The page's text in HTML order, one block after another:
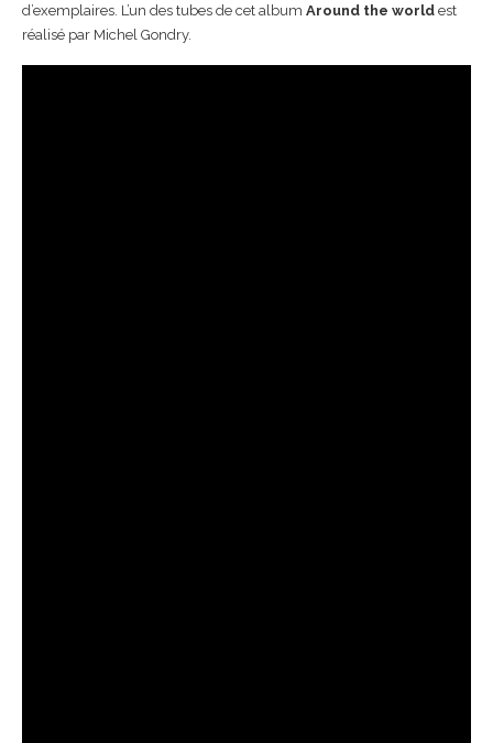
d’exemplaires. L’un des tubes de cet album Around the world est
réalisé par Michel Gondry.